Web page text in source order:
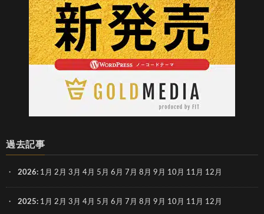
過去記事
2026: 1月 2月 3月 4月 5月 6月 7月 8月 9月 10月 11月 12月
2025: 1月 2月 3月 4月 5月 6月 7月 8月 9月 10月 11月 12月